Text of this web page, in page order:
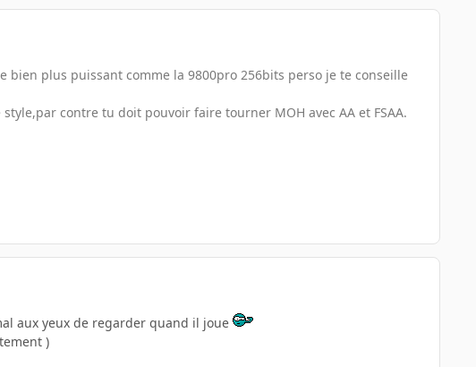
plus puissant comme la 9800pro 256bits perso je te conseille
contre tu doit pouvoir faire tourner MOH avec AA et FSAA.
aux yeux de regarder quand il joue
)